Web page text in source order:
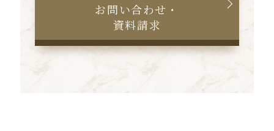
お問い合わせ・
資料請求